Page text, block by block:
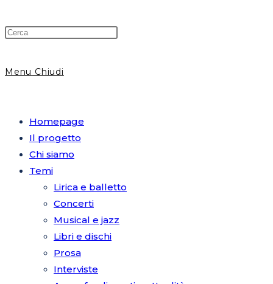
Menu Chiudi
Homepage
Il progetto
Chi siamo
Temi
Lirica e balletto
Concerti
Musical e jazz
Libri e dischi
Prosa
Interviste